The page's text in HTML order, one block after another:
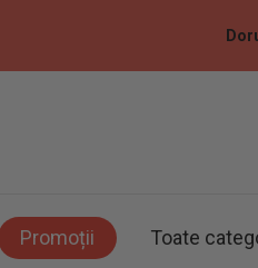
Promoții Toate